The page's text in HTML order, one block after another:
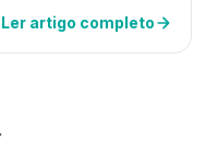
Imagine realizar a
administração da sua
Ler artigo completo